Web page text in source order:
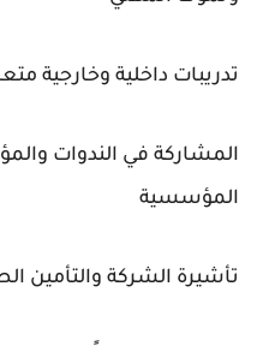
تدريبات داخلية وخارجية
المشاركة في الندوات
المؤسسية
تأشيرة الشركة والتأمين